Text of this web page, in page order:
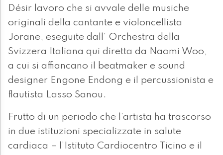
Désir lavoro che si avvale delle musiche
originali della cantante e violoncellista
Jorane, eseguite dall’ Orchestra della
Svizzera Italiana qui diretta da Naomi Woo,
a cui si affiancano il beatmaker e sound
designer Engone Endong e il percussionista e
flautista Lasso Sanou.
Frutto di un periodo che l’artista ha trascorso
in due istituzioni specializzate in salute
cardiaca – l’Istituto Cardiocentro Ticino e il